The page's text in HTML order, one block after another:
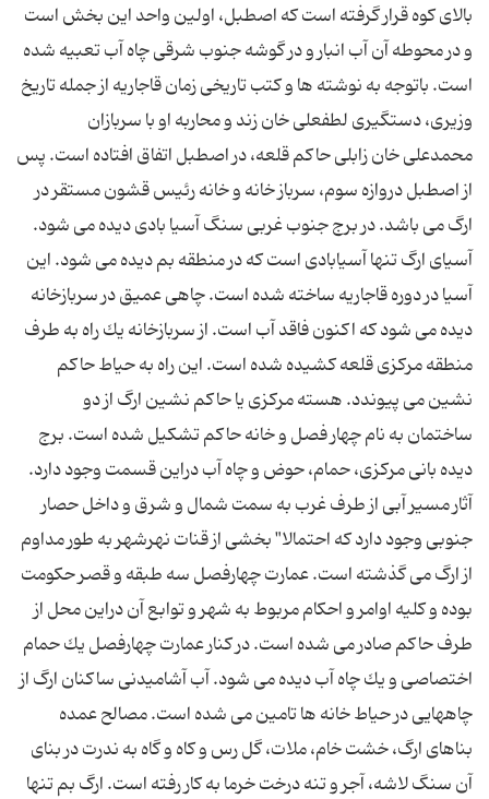
بالای كوه قرار گرفته است كه اصطبل، اولین واحد این بخش است
و در محوطه آن آب انبار و در گوشه جنوب شرقی چاه آب تعبیه شده
است. باتوجه به نوشته ها و كتب تاریخی زمان قاجاریه از جمله تاریخ
وزیری، دستگیری لطفعلی خان زند و محاربه او با سربازان
محمدعلی خان زابلی حاكم قلعه، در اصطبل اتفاق افتاده است. پس
از اصطبل دروازه سوم، سرباز خانه و خانه رئیس قشون مستقر در
ارگ می باشد. در برج جنوب غربی سنگ آسیا بادی دیده می شود.
آسیای ارگ تنها آسیابادی است كه در منطقه بم دیده می شود. این
آسیا در دوره قاجاریه ساخته شده است. چاهی عمیق در سربازخانه
دیده می شود كه اكنون فاقد آب است. از سربازخانه یك راه به طرف
منطقه مركزی قلعه كشیده شده است. این راه به حیاط حاكم
نشین می پیوندد. هسته مركزی یا حاكم نشین ارگ از دو
ساختمان به نام چهار فصل و خانه حاكم تشكیل شده است. برج
دیده بانی مركزی، حمام، حوض و چاه آب دراین قسمت وجود دارد.
آثار مسیر آبی از طرف غرب به سمت شمال و شرق و داخل حصار
جنوبی وجود دارد كه احتمالا" بخشی از قنات نهرشهر به طور مداوم
از ارگ می گذشته است. عمارت چهارفصل سه طبقه و قصر حكومت
بوده و كلیه اوامر و احكام مربوط به شهر و توابع آن دراین محل از
طرف حاكم صادر می شده است. در كنار عمارت چهارفصل یك حمام
اختصاصی و یك چاه آب دیده می شود. آب آشامیدنی ساكنان ارگ از
چاههایی در حیاط خانه ها تامین می شده است. مصالح عمده
بناهای ارگ، خشت خام، ملات، گل رس و كاه و گاه به ندرت در بنای
آن سنگ لاشه، آجر و تنه درخت خرما به كار رفته است. ارگ بم تنها